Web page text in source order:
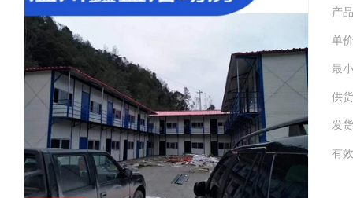
产品
单价
最
供
发
有